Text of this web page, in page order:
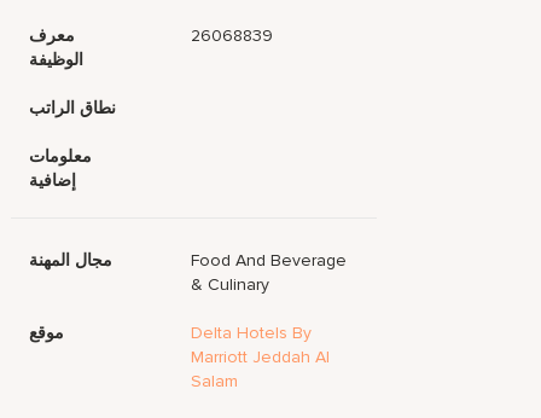
معرف
الوظيفة
26068839
نطاق الراتب
معلومات
إضافية
مجال المهنة
Food And Beverage
& Culinary
موقع
Delta Hotels By
Marriott Jeddah Al
Salam